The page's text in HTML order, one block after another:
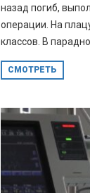
назад погиб,
операции. На
классов. В
СМОТРЕТЬ